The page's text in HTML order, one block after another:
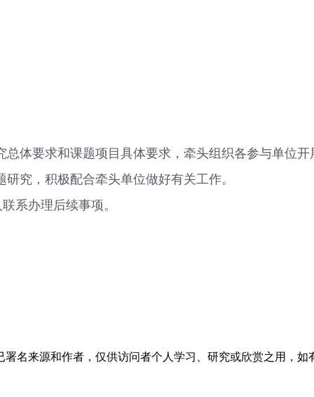
要求和课题项目具体要求，牵头组织各参与单位开
，积极配合牵头单位做好有关工作。
办理后续事项。
名来源和作者，仅供访问者个人学习、研究或欣赏之用，